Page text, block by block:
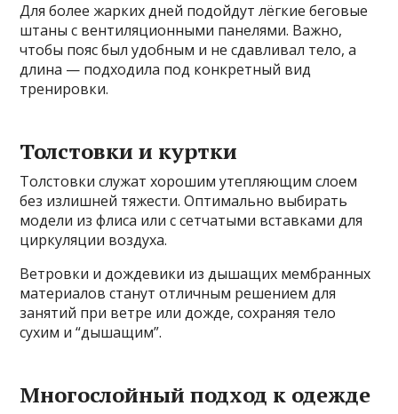
Для более жарких дней подойдут лёгкие беговые
штаны с вентиляционными панелями. Важно,
чтобы пояс был удобным и не сдавливал тело, а
длина — подходила под конкретный вид
тренировки.
Толстовки и куртки
Толстовки служат хорошим утепляющим слоем
без излишней тяжести. Оптимально выбирать
модели из флиса или с сетчатыми вставками для
циркуляции воздуха.
Ветровки и дождевики из дышащих мембранных
материалов станут отличным решением для
занятий при ветре или дожде, сохраняя тело
сухим и “дышащим”.
Многослойный подход к одежде